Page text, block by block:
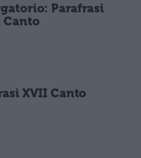
Parafrasi
Canto
XVII Canto